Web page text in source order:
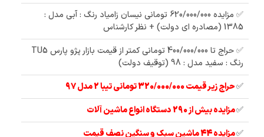
✅ مزایده 620/000/000 تومانی نیسان زامیاد رنگ : آبی مدل :
1385 (مصادره ای دولت) + نظر کارشناس
✅ حراج تا 400/000/000 تومانی کمتر از قیمت بازار پژو پارس TU5
رنگ : سفید مدل : 98 (توقیف دولت)
✅حراج زیر قیمت 320/000/000 تومانی تیبا 2 مدل 97
✅مزایده بیش از 290 دستگاه انواع ماشین آلات
✅مزایده 44 ماشین سبک و سنگین نصف قیمت